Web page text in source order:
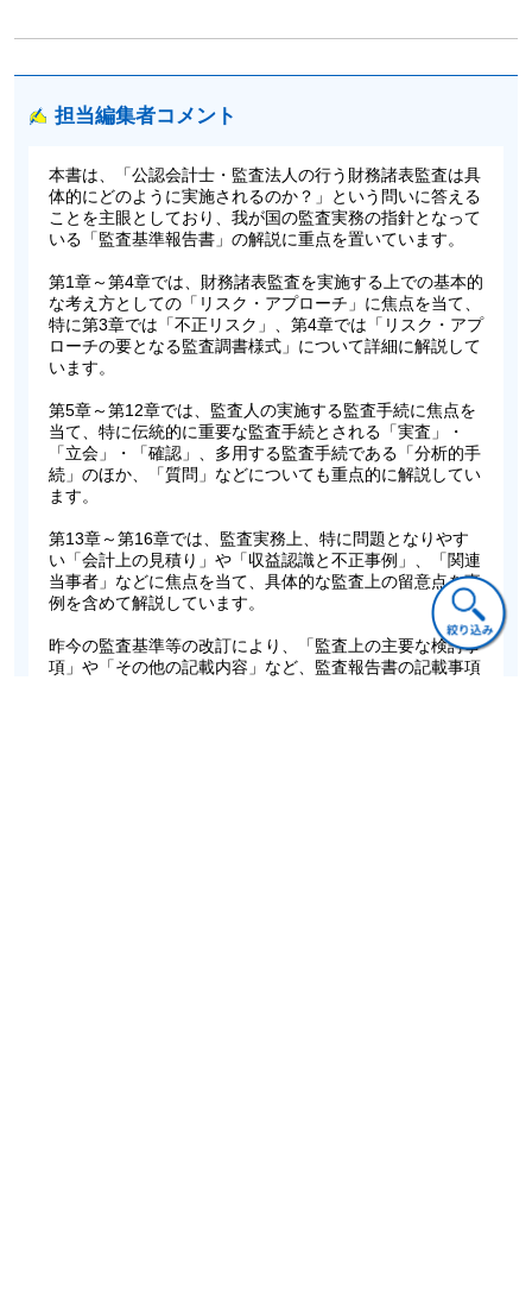
担当編集者コメント
本書は、「公認会計士・監査法人の行う財務諸表監査は具
体的にどのように実施されるのか？」という問いに答える
ことを主眼としており、我が国の監査実務の指針となって
いる「監査基準報告書」の解説に重点を置いています。
第1章～第4章では、財務諸表監査を実施する上での基本的
な考え方としての「リスク・アプローチ」に焦点を当て、
特に第3章では「不正リスク」、第4章では「リスク・アプ
ローチの要となる監査調書様式」について詳細に解説して
います。
第5章～第12章では、監査人の実施する監査手続に焦点を
当て、特に伝統的に重要な監査手続とされる「実査」・
「立会」・「確認」、多用する監査手続である「分析的手
続」のほか、「質問」などについても重点的に解説してい
ます。
第13章～第16章では、監査実務上、特に問題となりやす
い「会計上の見積り」や「収益認識と不正事例」、「関連
当事者」などに焦点を当て、具体的な監査上の留意点を事
例を含めて解説しています。
昨今の監査基準等の改訂により、「監査上の主要な検討事
項」や「その他の記載内容」など、監査報告書の記載事項